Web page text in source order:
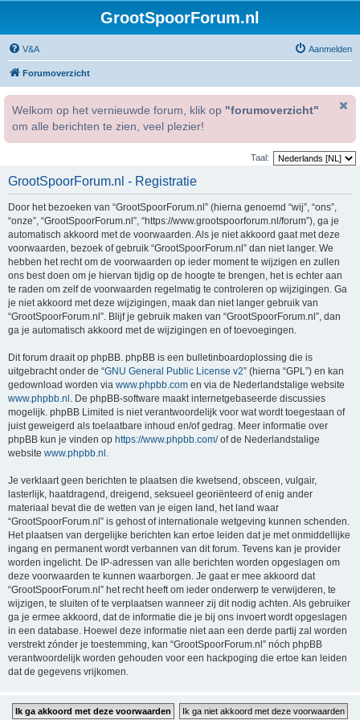
GrootSpoorForum.nl
V&A Aanmelden
Forumoverzicht
Welkom op het vernieuwde forum, klik op "forumoverzicht"
om alle berichten te zien, veel plezier!
Taal:
GrootSpoorForum.nl - Registratie
Door het bezoeken van “GrootSpoorForum.nl” (hierna genoemd “wij”, “ons”,
“onze”, “GrootSpoorForum.nl”, “https://www.grootspoorforum.nl/forum”), ga je
automatisch akkoord met de voorwaarden. Als je niet akkoord gaat met deze
voorwaarden, bezoek of gebruik “GrootSpoorForum.nl” dan niet langer. We
hebben het recht om de voorwaarden op ieder moment te wijzigen en zullen
ons best doen om je hiervan tijdig op de hoogte te brengen, het is echter aan
te raden om zelf de voorwaarden regelmatig te controleren op wijzigingen. Ga
je niet akkoord met deze wijzigingen, maak dan niet langer gebruik van
“GrootSpoorForum.nl”. Blijf je gebruik maken van “GrootSpoorForum.nl”, dan
ga je automatisch akkoord met de wijzigingen en of toevoegingen.
Dit forum draait op phpBB. phpBB is een bulletinboardoplossing die is
uitgebracht onder de “GNU General Public License v2” (hierna “GPL”) en kan
gedownload worden via www.phpbb.com en via de Nederlandstalige website
www.phpbb.nl . De phpBB-software maakt internetgebaseerde discussies
mogelijk. phpBB Limited is niet verantwoordelijk voor wat wordt toegestaan of
juist geweigerd als toelaatbare inhoud en/of gedrag. Meer informatie over
phpBB kun je vinden op https://www.phpbb.com/of de Nederlandstalige
website www.phpbb.nl .
Je verklaart geen berichten te plaatsen die kwetsend, obsceen, vulgair,
lasterlijk, haatdragend, dreigend, seksueel georiënteerd of enig ander
materiaal bevat die de wetten van je eigen land, het land waar
“GrootSpoorForum.nl” is gehost of internationale wetgeving kunnen schenden.
Het plaatsen van dergelijke berichten kan ertoe leiden dat je met onmiddellijke
ingang en permanent wordt verbannen van dit forum. Tevens kan je provider
worden ingelicht. De IP-adressen van alle berichten worden opgeslagen om
deze voorwaarden te kunnen waarborgen. Je gaat er mee akkoord dat
“GrootSpoorForum.nl” het recht heeft om ieder onderwerp te verwijderen, te
wijzigen, te sluiten of te verplaatsen wanneer zij dit nodig achten. Als gebruiker
ga je ermee akkoord, dat de informatie die je bij ons invoert wordt opgeslagen
in een database. Hoewel deze informatie niet aan een derde partij zal worden
verstrekt zónder je toestemming, kan “GrootSpoorForum.nl” nóch phpBB
verantwoordelijk worden gehouden voor een hackpoging die ertoe kan leiden
dat de gegevens vrijkomen.